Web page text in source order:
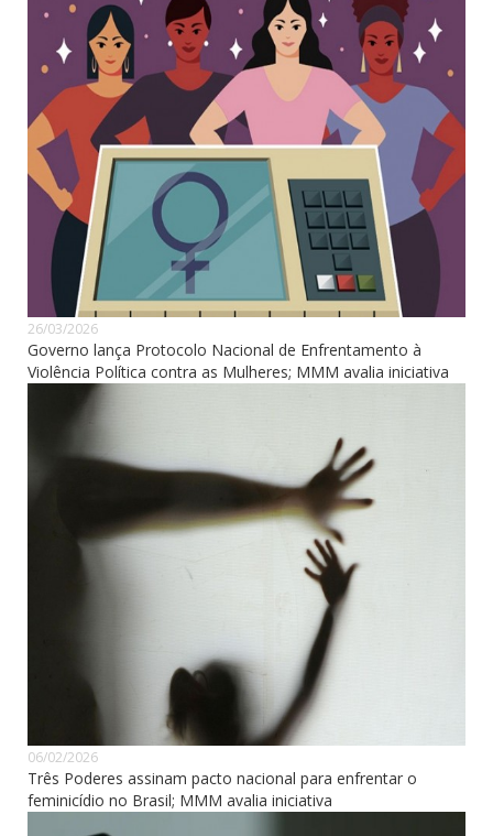
26/03/2026
Governo lança Protocolo Nacional de Enfrentamento à
Violência Política contra as Mulheres; MMM avalia iniciativa
06/02/2026
Três Poderes assinam pacto nacional para enfrentar o
feminicídio no Brasil; MMM avalia iniciativa